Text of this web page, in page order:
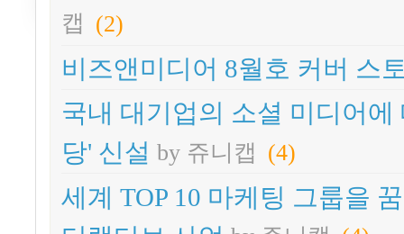
캡 (2)
비즈앤미디어 8월호 커버 스
국내 대기업의 소셜 미디어
당' 신설 by 쥬니캡 (4)
세계 TOP 10 마케팅 그룹을